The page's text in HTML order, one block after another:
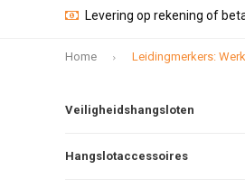
Levering op rekening of
Home Leidingmerkers:
Veiligheidshangsloten
Hangslotaccessoires